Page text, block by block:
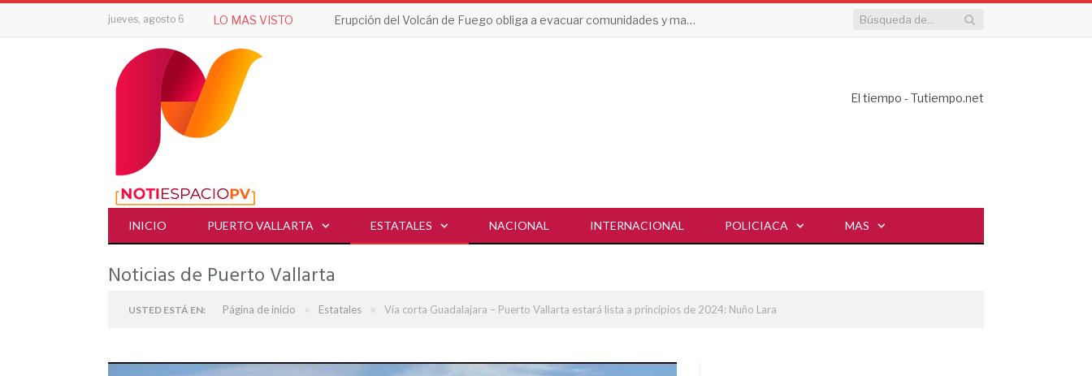
jueves, agosto 6 LO MAS VISTO Erupción del Volcán de Fuego obliga a evacuar comunidades y mantiene en alerta a Guatemala
El tiempo - Tutiempo.net
INICIO PUERTO VALLARTA ESTATALES NACIONAL INTERNACIONAL POLICIACA MAS
Noticias de Puerto Vallarta
USTED ESTÁ EN: Página de inicio » Estatales » Vía corta Guadalajara – Puerto Vallarta estará lista a principios de 2024: Nuño Lara